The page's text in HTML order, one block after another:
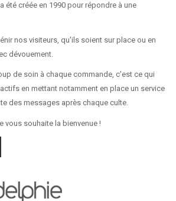
été créée en 1990 pour répondre à une
nos visiteurs, qu'ils soient sur place ou en
dévouement.
de soin à chaque commande, c'est ce qui
en mettant notamment en place un service
des messages après chaque culte.
vous souhaite la bienvenue !